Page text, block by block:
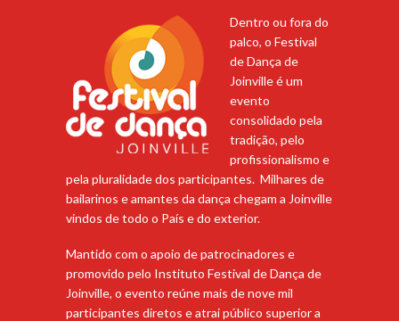
Dentro ou fora do
palco, o Festival
de Dança de
Joinville é um
evento
consolidado pela
tradição, pelo
profissionalismo e
pela pluralidade dos participantes. Milhares de
bailarinos e amantes da dança chegam a Joinville
vindos de todo o País e do exterior.
Mantido com o apoio de patrocinadores e
promovido pelo Instituto Festival de Dança de
Joinville, o evento reúne mais de nove mil
participantes diretos e atrai público superior a